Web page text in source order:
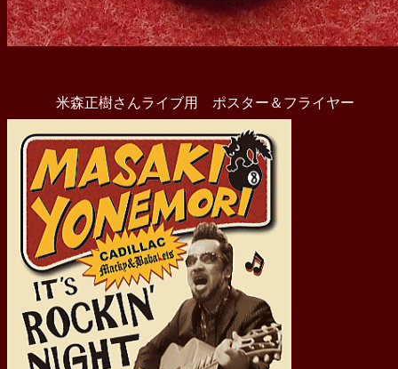
米森正樹さんライブ用 ポスター＆フライヤー